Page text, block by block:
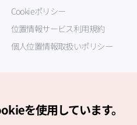
Cookieポリシー
位置情報サービス利用規約
個人位置情報取扱いポリシー
を使用しています。